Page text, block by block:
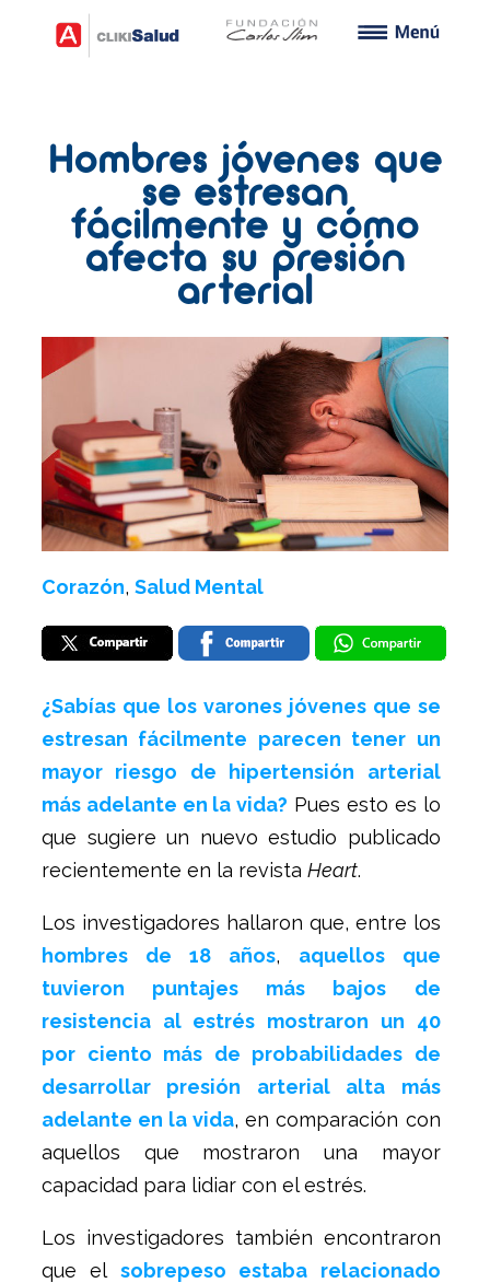
Hombres jóvenes que
se estresan
fácilmente y cómo
afecta su presión
arterial
Corazón, Salud Mental
¿Sabías que los varones jóvenes que se
estresan fácilmente parecen tener un
mayor riesgo de hipertensión arterial
más adelante en la vida? Pues esto es lo
que sugiere un nuevo estudio publicado
recientemente en la revista Heart.
Los investigadores hallaron que, entre los
hombres de 18 años, aquellos que
tuvieron puntajes más bajos de
resistencia al estrés mostraron un 40
por ciento más de probabilidades de
desarrollar presión arterial alta más
adelante en la vida, en comparación con
aquellos que mostraron una mayor
capacidad para lidiar con el estrés.
Los investigadores también encontraron
que el sobrepeso estaba relacionado